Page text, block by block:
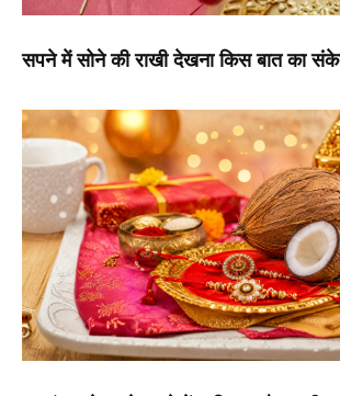
सपने में सोने की राखी देखना किस बात का